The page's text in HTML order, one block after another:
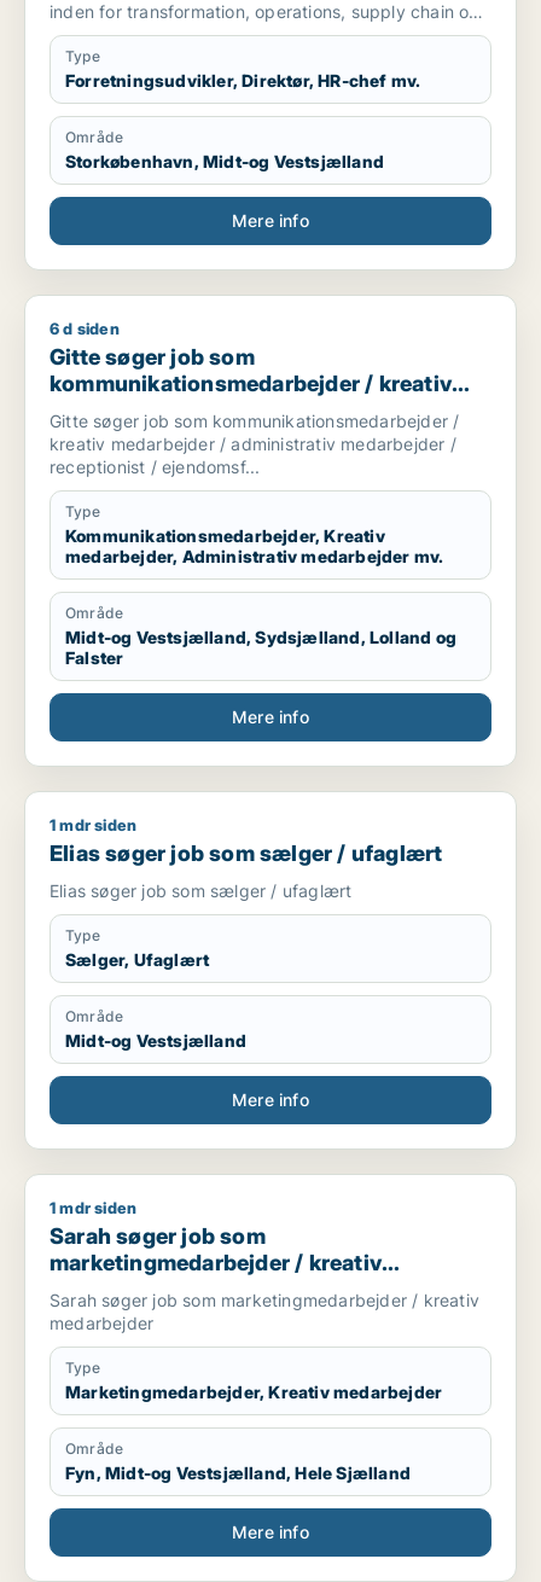
inden for transformation, operations, supply chain og
ledelse har jeg skabt dokumenterede resultater
gennem turnarounds, digitalisering,
organisationsudvikling og udvikling af high-
performing teams. Min styrke er at se helheden,
forbinde mennesker, strategi, processer og teknologi
og omsætte kompleksitet til enkle løsninger, der
skaber varige resultater. Jeg søger en strategisk
lederrolle, hvor jeg kan være med til at udvikle
fremtidens organisationer gennem stærk eksekvering,
innovation og ledelse med mennesket i centrum.
Type
Forretningsudvikler, Direktør, HR-chef mv.
Område
Storkøbenhavn, Midt-og Vestsjælland
Mere info
Gitte søger job som kommunikationsmedarbejder / kreativ
6 d siden
Gitte søger job som
kommunikationsmedarbejder / kreativ
medarbejder / administrativ medarbejder
/ receptionist / ejendomsfunktionær
Gitte søger job som kommunikationsmedarbejder /
kreativ medarbejder / administrativ medarbejder /
receptionist / ejendomsf...
Type
Kommunikationsmedarbejder, Kreativ
medarbejder, Administrativ medarbejder mv.
Område
Midt-og Vestsjælland, Sydsjælland, Lolland og
Falster
Mere info
Elias søger job som sælger / ufaglært
1 mdr siden
Elias søger job som sælger / ufaglært
Elias søger job som sælger / ufaglært
Type
Sælger, Ufaglært
Område
Midt-og Vestsjælland
Mere info
Sarah søger job som marketingmedarbejder / kreativ
1 mdr siden
Sarah søger job som
marketingmedarbejder / kreativ
medarbejder
Sarah søger job som marketingmedarbejder / kreativ
medarbejder
Type
Marketingmedarbejder, Kreativ medarbejder
Område
Fyn, Midt-og Vestsjælland, Hele Sjælland
Mere info